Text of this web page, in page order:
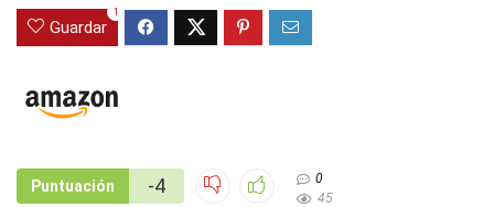
Guardar
1
Puntuación -4
0
45